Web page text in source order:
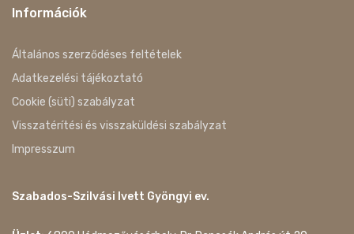
Információk
Általános szerződéses feltételek
Adatkezelési tájékoztató
Cookie (süti) szabályzat
Visszatérítési és visszaküldési szabályzat
Impresszum
Szabados-Szilvási Ivett Gyöngyi ev.